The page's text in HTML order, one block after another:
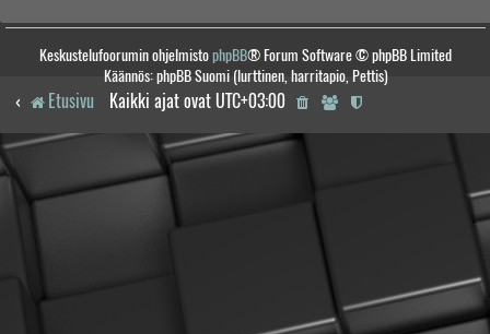
Keskustelufoorumin ohjelmistophpBB® Forum Software © phpBB Limited
Käännös: phpBB Suomi (lurttinen, harritapio, Pettis)
Etusivu Kaikki ajat ovat UTC+03:00